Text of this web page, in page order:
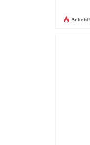
Beliebt!